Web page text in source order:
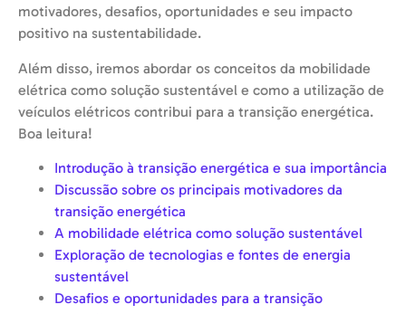
motivadores, desafios, oportunidades e seu impacto
positivo na sustentabilidade.
Além disso, iremos abordar os conceitos da mobilidade
elétrica como solução sustentável e como a utilização de
veículos elétricos contribui para a transição energética.
Boa leitura!
Introdução à transição energética e sua importância
Discussão sobre os principais motivadores da
transição energética
A mobilidade elétrica como solução sustentável
Exploração de tecnologias e fontes de energia
sustentável
Desafios e oportunidades para a transição